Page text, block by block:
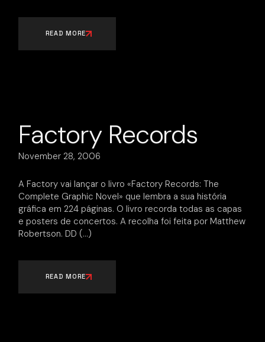
READ MORE
Factory Records
November 28, 2006
A Factory vai lançar o livro «Factory Records: The
Complete Graphic Novel» que lembra a sua história
gráfica em 224 páginas. O livro recorda todas as capas
e posters de concertos. A recolha foi feita por Matthew
Robertson. DD
READ MORE